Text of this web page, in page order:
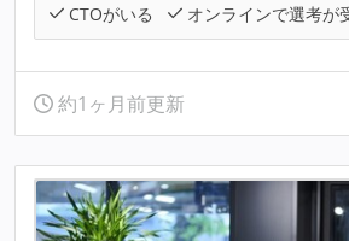
CTOがいる
オンラインで選考が
約1ヶ月前更新